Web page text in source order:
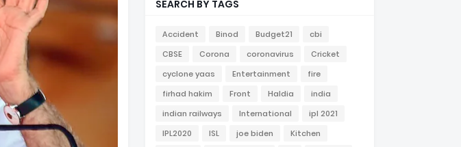
SEARCH BY TAGS
Accident Binod Budget21
cbi
CBSE
Corona coronavirus
Cricket
cyclone yaas
Entertainment
fire
firhad hakim
Front Haldia
india
indian railways
International
ipl 2021
IPL2020
ISL joe biden
Kitchen